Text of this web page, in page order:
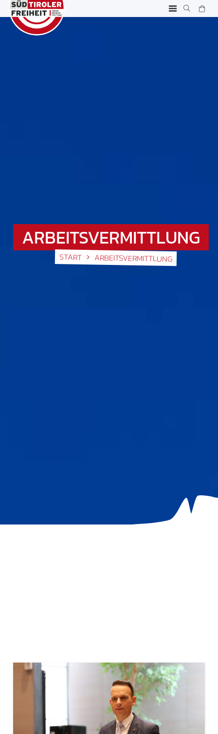
ARBEITSVERMITTLUNG
START ARBEITSVERMITTLUNG